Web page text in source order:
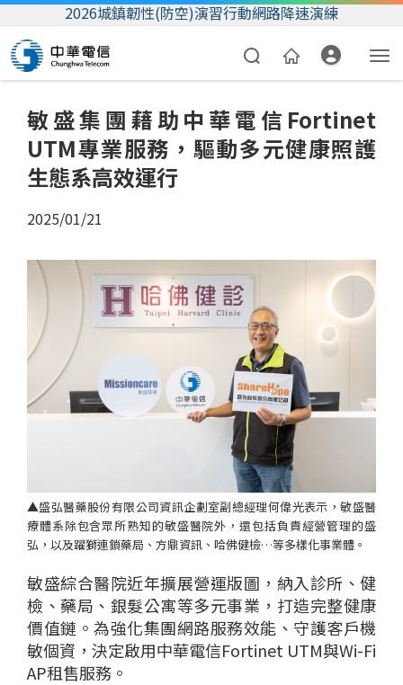
2026城鎮韌性(防空)演習行動網路降速演練
帳單繳費
我的帳號
個
人
家
庭
企
業
國
際
科
技
研
發
關
於
我
們
產品
敏盛集團藉助中華電信Fortinet
UTM專業服務，驅動多元健康照護
生態系高效運行
2025/01/21
▲盛弘醫藥股份有限公司資訊企劃室副總經理何偉光表示，敏盛醫
療體系除包含眾所熟知的敏盛醫院外，還包括負責經營管理的盛
弘，以及躍獅連鎖藥局、方鼎資訊、哈佛健檢…等多樣化事業體。
敏盛綜合醫院近年擴展營運版圖， 納入診所、 健
檢、 藥局、銀髮公寓等多元事業， 打造完整健康
價值鏈。 為強化集團網路服務效能 、 守護客戶機
敏個資， 決定啟用中華電信Fortinet UTM與Wi-Fi
AP租售服務 。